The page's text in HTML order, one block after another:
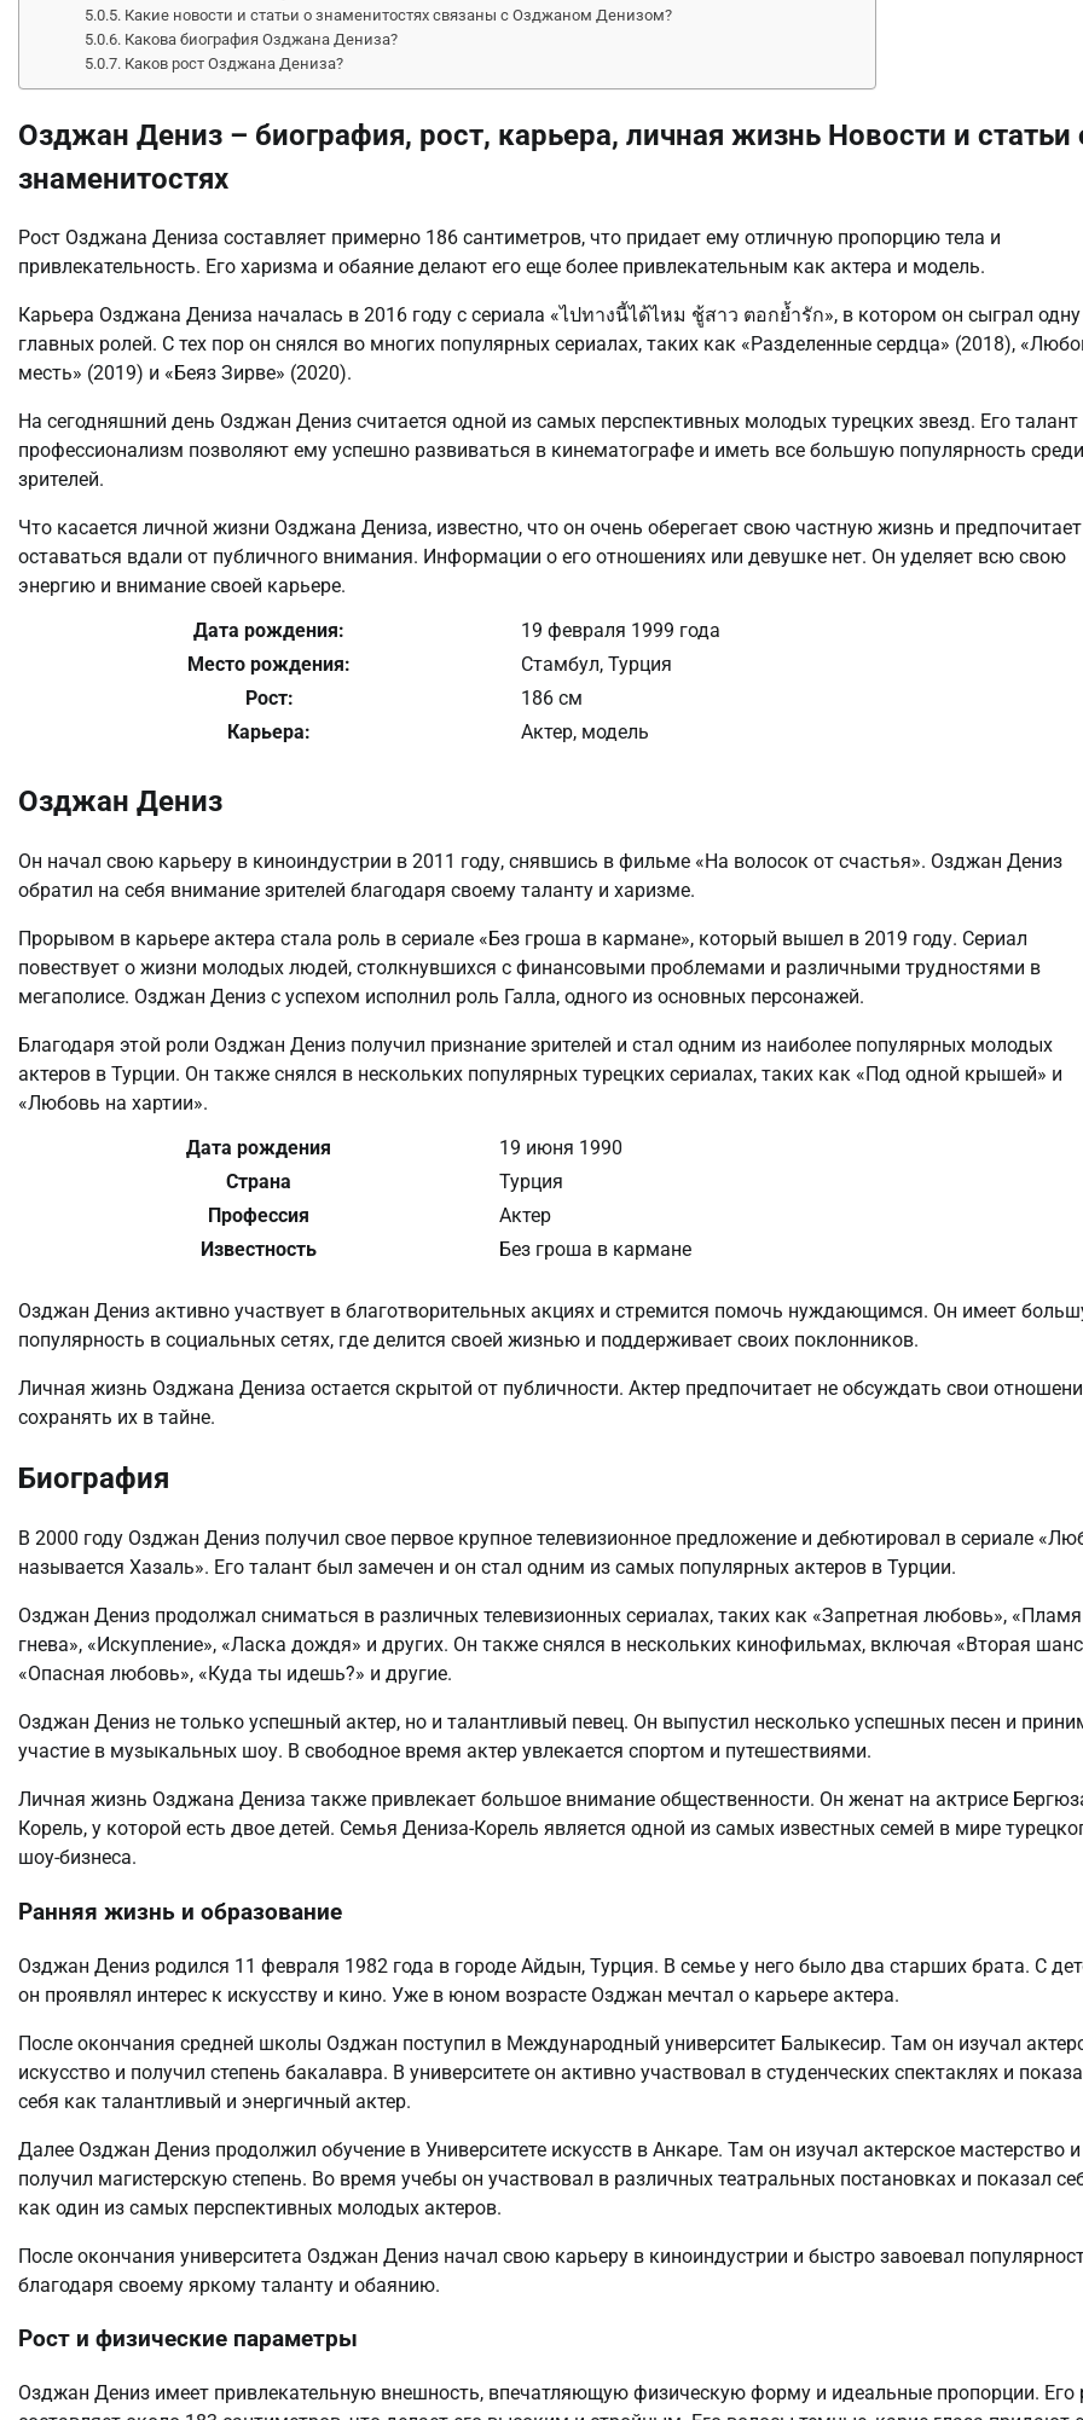
Какие новости и статьи о знаменитостях связаны с Озджаном Денизом?
Какова биография Озджана Дениза?
Каков рост Озджана Дениза?
Озджан Дениз – биография, рост, карьера, личная жизнь Новости и статьи
знаменитостях
Рост Озджана Дениза составляет примерно 186 сантиметров, что придает ему отличную пропорцию тела и
привлекательность. Его харизма и обаяние делают его еще более привлекательным как актера и модель.
Карьера Озджана Дениза началась в 2016 году с сериала «ไปทางนี้ได้ไหม ชู้สาว ตอกย้ำรัก», в котором он сыграл одну
главных ролей. С тех пор он снялся во многих популярных сериалах, таких как «Разделенные сердца» (2018),
месть» (2019) и «Беяз Зирве» (2020).
На сегодняшний день Озджан Дениз считается одной из самых перспективных молодых турецких звезд. Его талант
профессионализм позволяют ему успешно развиваться в кинематографе и иметь все большую популярность среди
зрителей.
Что касается личной жизни Озджана Дениза, известно, что он очень оберегает свою частную жизнь и предпочитает
оставаться вдали от публичного внимания. Информации о его отношениях или девушке нет. Он уделяет всю свою
энергию и внимание своей карьере.
Дата рождения:
19 февраля 1999 года
Место рождения:
Стамбул, Турция
Рост:
186 см
Карьера:
Актер, модель
Озджан Дениз
Он начал свою карьеру в киноиндустрии в 2011 году, снявшись в фильме «На волосок от счастья». Озджан Дениз
обратил на себя внимание зрителей благодаря своему таланту и харизме.
Прорывом в карьере актера стала роль в сериале «Без гроша в кармане», который вышел в 2019 году. Сериал
повествует о жизни молодых людей, столкнувшихся с финансовыми проблемами и различными трудностями в
мегаполисе. Озджан Дениз с успехом исполнил роль Галла, одного из основных персонажей.
Благодаря этой роли Озджан Дениз получил признание зрителей и стал одним из наиболее популярных молодых
актеров в Турции. Он также снялся в нескольких популярных турецких сериалах, таких как «Под одной крышей» и
«Любовь на хартии».
Дата рождения
19 июня 1990
Страна
Турция
Профессия
Актер
Известность
Без гроша в кармане
Озджан Дениз активно участвует в благотворительных акциях и стремится помочь нуждающимся. Он имеет
популярность в социальных сетях, где делится своей жизнью и поддерживает своих поклонников.
Личная жизнь Озджана Дениза остается скрытой от публичности. Актер предпочитает не обсуждать свои
сохранять их в тайне.
Биография
В 2000 году Озджан Дениз получил свое первое крупное телевизионное предложение и дебютировал в сериале
называется Хазаль». Его талант был замечен и он стал одним из самых популярных актеров в Турции.
Озджан Дениз продолжал сниматься в различных телевизионных сериалах, таких как «Запретная любовь», «Пламя
гнева», «Искупление», «Ласка дождя» и других. Он также снялся в нескольких кинофильмах, включая «Вторая
«Опасная любовь», «Куда ты идешь?» и другие.
Озджан Дениз не только успешный актер, но и талантливый певец. Он выпустил несколько успешных песен и
участие в музыкальных шоу. В свободное время актер увлекается спортом и путешествиями.
Личная жизнь Озджана Дениза также привлекает большое внимание общественности. Он женат на актрисе
Корель, у которой есть двое детей. Семья Дениза-Корель является одной из самых известных семей в мире
шоу-бизнеса.
Ранняя жизнь и образование
Озджан Дениз родился 11 февраля 1982 года в городе Айдын, Турция. В семье у него было два старших брата. С
он проявлял интерес к искусству и кино. Уже в юном возрасте Озджан мечтал о карьере актера.
После окончания средней школы Озджан поступил в Международный университет Балыкесир. Там он изучал
искусство и получил степень бакалавра. В университете он активно участвовал в студенческих спектаклях и
себя как талантливый и энергичный актер.
Далее Озджан Дениз продолжил обучение в Университете искусств в Анкаре. Там он изучал актерское мастерство и
получил магистерскую степень. Во время учебы он участвовал в различных театральных постановках и показал
как один из самых перспективных молодых актеров.
После окончания университета Озджан Дениз начал свою карьеру в киноиндустрии и быстро завоевал
благодаря своему яркому таланту и обаянию.
Рост и физические параметры
Озджан Дениз имеет привлекательную внешность, впечатляющую физическую форму и идеальные пропорции. Его